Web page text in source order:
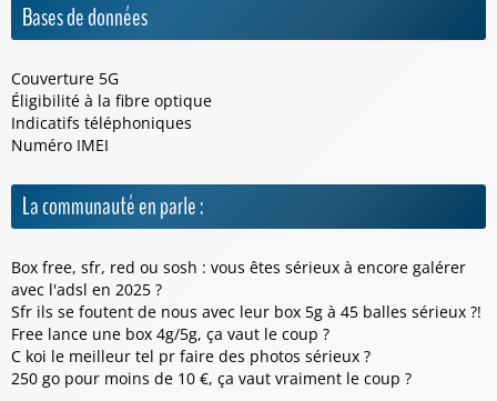
Bases de données
Couverture 5G
Éligibilité à la fibre optique
Indicatifs téléphoniques
Numéro IMEI
La communauté en parle :
Box free, sfr, red ou sosh : vous êtes sérieux à encore galérer
avec l'adsl en 2025 ?
Sfr ils se foutent de nous avec leur box 5g à 45 balles sérieux ?!
Free lance une box 4g/5g, ça vaut le coup ?
C koi le meilleur tel pr faire des photos sérieux ?
250 go pour moins de 10 €, ça vaut vraiment le coup ?